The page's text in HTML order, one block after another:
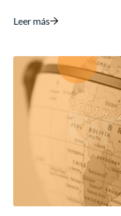
Leer más